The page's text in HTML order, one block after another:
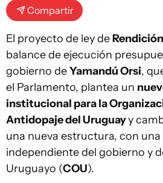
Compartir
El proyecto de ley de
balance de ejecución
gobierno deYamandú Orsi,
el Parlamento, plantea un
institucional para la
Antidopaje del Uruguayy
una nueva estructura, con
independiente del gobierno y
Uruguayo (COU).